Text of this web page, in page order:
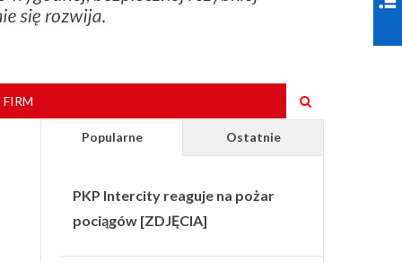
Popularne Ostatnie
PKP Intercity reaguje na pożar
pociągów [ZDJĘCIA]